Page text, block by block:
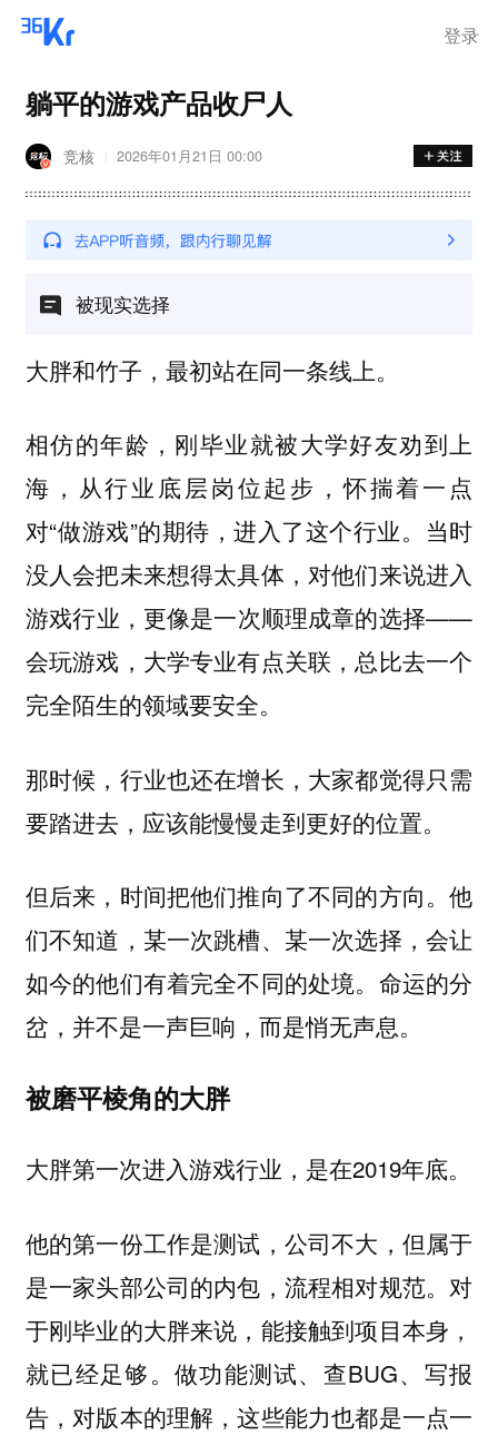
登录
躺平的游戏产品收尸人
竞核 2026年01月21日 00:00
被现实选择
大胖和竹子，最初站在同一条线上。
相仿的年龄，刚毕业就被大学好友劝到上
海，从行业底层岗位起步，怀揣着一点
对“做游戏”的期待，进入了这个行业。当时
没人会把未来想得太具体，对他们来说进入
游戏行业，更像是一次顺理成章的选择——
会玩游戏，大学专业有点关联，总比去一个
完全陌生的领域要安全。
那时候，行业也还在增长，大家都觉得只需
要踏进去，应该能慢慢走到更好的位置。
但后来，时间把他们推向了不同的方向。他
们不知道，某一次跳槽、某一次选择，会让
如今的他们有着完全不同的处境。命运的分
岔，并不是一声巨响，而是悄无声息。
被磨平棱角的大胖
大胖第一次进入游戏行业，是在2019年底。
他的第一份工作是测试，公司不大，但属于
是一家头部公司的内包，流程相对规范。对
于刚毕业的大胖来说，能接触到项目本身，
就已经足够。做功能测试、查BUG、写报
告，对版本的理解，这些能力也都是一点一